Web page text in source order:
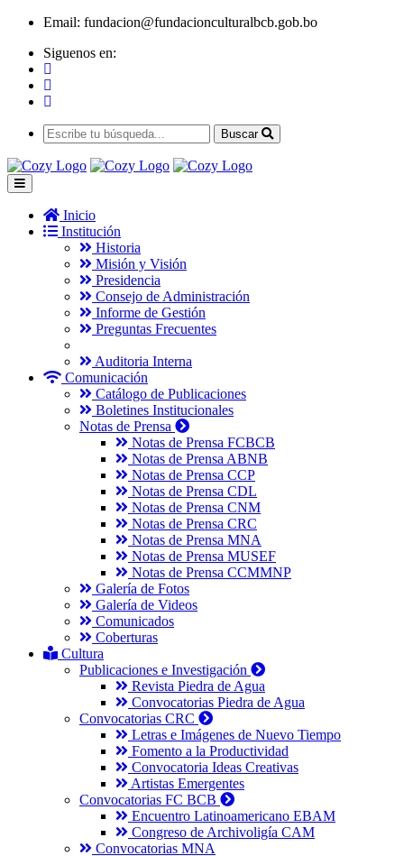
Email: fundacion@fundacionculturalbcb.gob.bo
Siguenos en:
Buscar
Inicio
Institución
Historia
Misión y Visión
Presidencia
Consejo de Administración
Informe de Gestión
Preguntas Frecuentes
Auditoria Interna
Comunicación
Catálogo de Publicaciones
Boletines Institucionales
Notas de Prensa
Notas de Prensa FCBCB
Notas de Prensa ABNB
Notas de Prensa CCP
Notas de Prensa CDL
Notas de Prensa CNM
Notas de Prensa CRC
Notas de Prensa MNA
Notas de Prensa MUSEF
Notas de Prensa CCMMNP
Galería de Fotos
Galería de Videos
Comunicados
Coberturas
Cultura
Publicaciones e Investigación
Revista Piedra de Agua
Convocatorias Piedra de Agua
Convocatorias CRC
Letras e Imágenes de Nuevo Tiempo
Fomento a la Productividad
Convocatoria Ideas Creativas
Artistas Emergentes
Convocatorias FC BCB
Encuentro Latinoamericano EBAM
Congreso de Archivoligía CAM
Convocatorias MNA